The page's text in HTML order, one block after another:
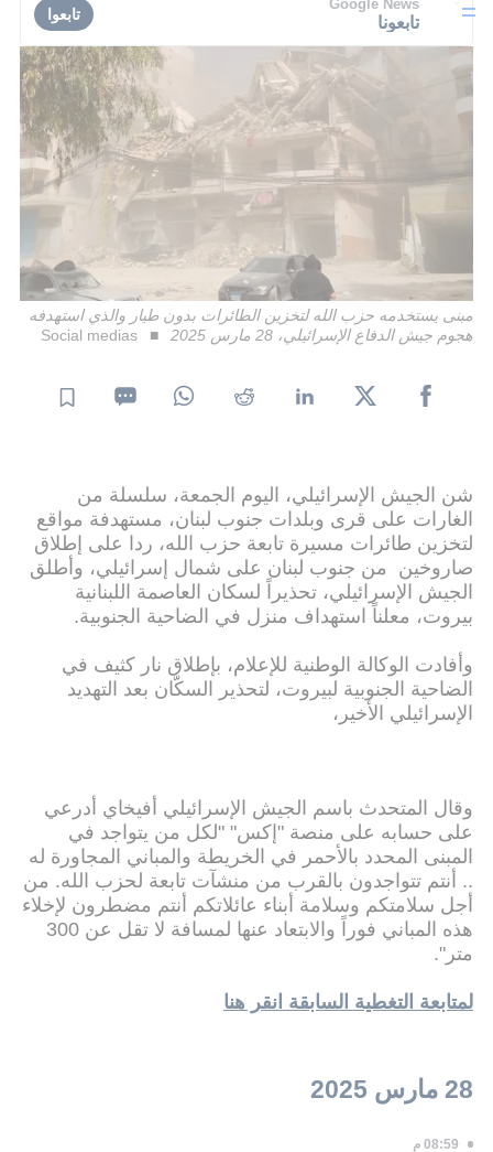
Google News
تابعونا تابعوا
مبنى يستخدمه حزب الله لتخزين الطائرات بدون طيار والذي استهدفه
هجوم جيش الدفاع الإسرائيلي، 28 مارس 2025
Social medias
شن الجيش الإسرائيلي، اليوم الجمعة، سلسلة من
الغارات على قرى وبلدات جنوب لبنان، مستهدفة مواقع
لتخزين طائرات مسيرة تابعة حزب الله، ردا على إطلاق
صاروخين من جنوب لبنان على شمال إسرائيلي، وأطلق
الجيش الإسرائيلي، تحذيراً لسكان العاصمة اللبنانية
بيروت، معلناً استهداف منزل في الضاحية الجنوبية.
وأفادت الوكالة الوطنية للإعلام، بإطلاق نار كثيف في
الضاحية الجنوبية لبيروت، لتحذير السكّان بعد التهديد
الإسرائيلي الأخير،
وقال المتحدث باسم الجيش الإسرائيلي أفيخاي أدرعي
على حسابه على منصة "إكس" "لكل من يتواجد في
المبنى المحدد بالأحمر في الخريطة والمباني المجاورة له
.. أنتم تتواجدون بالقرب من منشآت تابعة لحزب الله. من
أجل سلامتكم وسلامة أبناء عائلاتكم أنتم مضطرون لإخلاء
هذه المباني فوراً والابتعاد عنها لمسافة لا تقل عن 300
متر".
لمتابعة التغطية السابقة انقر هنا
28 مارس 2025
08:59 م